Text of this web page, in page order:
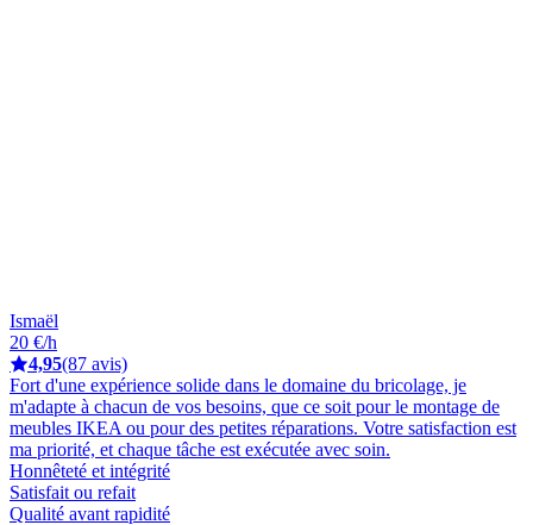
Ismaël
20 €/h
4,95(87 avis)
Fort d'une expérience solide dans le domaine du bricolage, je
m'adapte à chacun de vos besoins, que ce soit pour le montage de
meubles IKEA ou pour des petites réparations. Votre satisfaction est
ma priorité, et chaque tâche est exécutée avec soin.
Honnêteté et intégrité
Satisfait ou refait
Qualité avant rapidité